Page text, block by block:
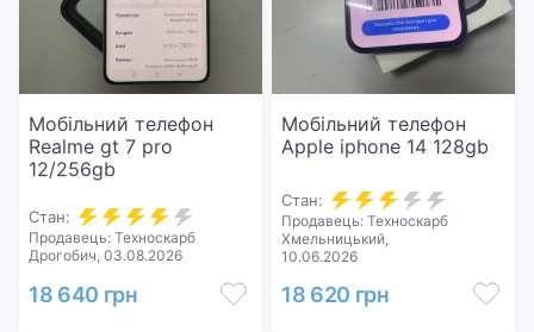
Мобільний телефон
Realme gt 7 pro
12/256gb
Стан:
Продавець: Техноскарб
Дрогобич, 03.08.2026
18 640 грн
Мобільний телефон
Apple iphone 14 128gb
Стан:
Продавець: Техноскарб
Хмельницький,
10.06.2026
18 620 грн